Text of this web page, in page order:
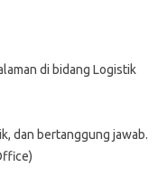
di bidang Logistik
dan bertanggung jawab.